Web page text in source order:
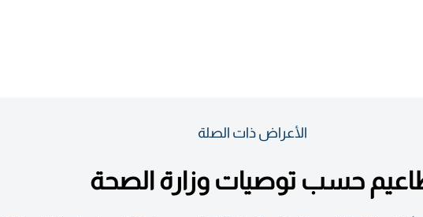
الأعراض ذات الصلة
حسب توصيات وزارة الصحة